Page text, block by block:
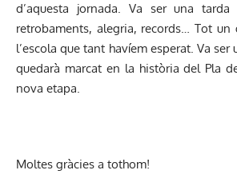
d’aquesta jornada. Va ser una tarda
retrobaments, alegria, records… Tot
l’escola que tant havíem esperat. Va ser
quedarà marcat en la història del Pla
nova etapa.
Moltes gràcies a tothom!